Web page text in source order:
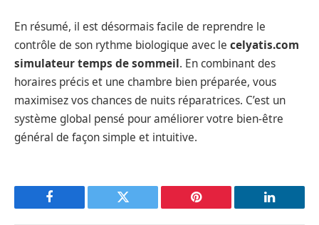
En résumé, il est désormais facile de reprendre le
contrôle de son rythme biologique avec le celyatis.com
simulateur temps de sommeil. En combinant des
horaires précis et une chambre bien préparée, vous
maximisez vos chances de nuits réparatrices. C’est un
système global pensé pour améliorer votre bien-être
général de façon simple et intuitive.
Facebook Twitter Pinterest LinkedIn